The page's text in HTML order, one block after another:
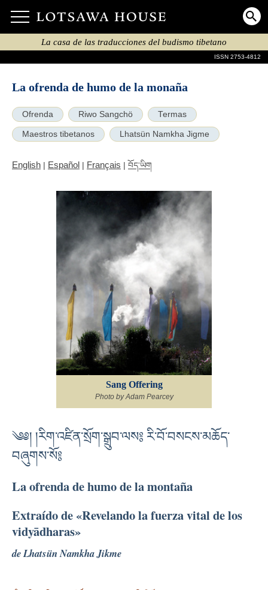
La casa de las traducciones del budismo tibetano
ISSN 2753-4812
La ofrenda de humo de la monaña
Ofrenda Riwo Sangchö Termas
Maestros tibetanos Lhatsün Namkha Jigme
English | Español | Français | བོད་ཡིག
Sang Offering
Photo by Adam Pearcey
༄༅། །རིག་འཛིན་སྲོག་སྒྲུབ་ལས༔ རི་བོ་བསངས་མཆོད་
བཞུགས་སོ༔
La ofrenda de humo de la montaña
Extraído de «Revelando la fuerza vital de los
vidyādharas»
de Lhatsün Namkha Jikme